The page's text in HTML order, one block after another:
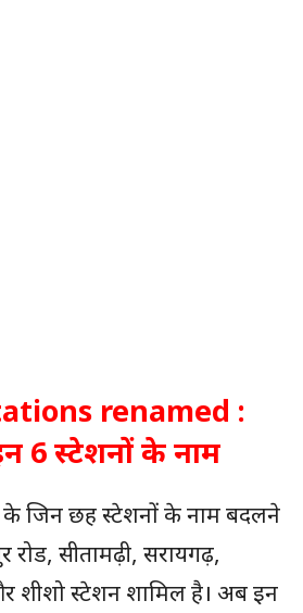
renamed :
6 स्टेशनों के नाम
जिन छह स्टेशनों के नाम बदलने
सीतामढ़ी, सरायगढ़,
शीशो स्टेशन शामिल है। अब इन